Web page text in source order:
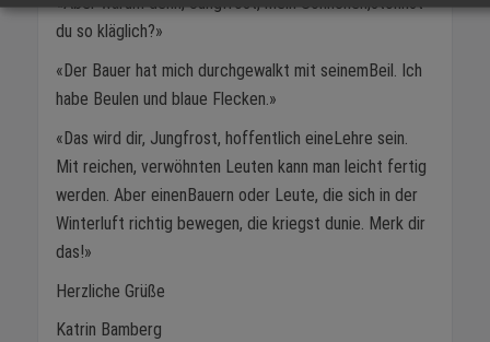
du so kläglich?»
«Der Bauer hat mich durchgewalkt mit seinemBeil. Ich
habe Beulen und blaue Flecken.»
«Das wird dir, Jungfrost, hoffentlich eineLehre sein.
Mit reichen, verwöhnten Leuten kann man leicht fertig
werden. Aber einenBauern oder Leute, die sich in der
Winterluft richtig bewegen, die kriegst dunie. Merk dir
das!»
Herzliche Grüße
Katrin Bamberg